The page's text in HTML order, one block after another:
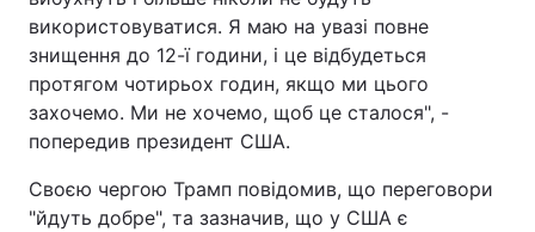
використовуватися. Я маю на увазі повне
знищення до 12-ї години, і це відбудеться
протягом чотирьох годин, якщо ми цього
захочемо. Ми не хочемо, щоб це сталося", -
попередив президент США.
Своєю чергою Трамп повідомив, що переговори
"йдуть добре", та зазначив, що у США є